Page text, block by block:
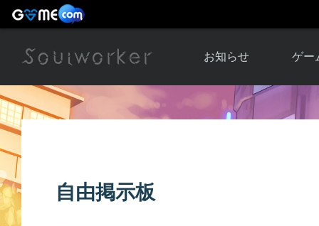
お知らせ
お知らせ一覧
ゲー
ソウ
自由掲示板